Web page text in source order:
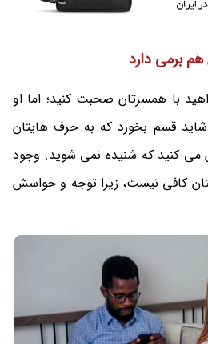
هم برمی دارد
با همسرتان صحبت کنید؛ اما او
قسم بخورد که به حرف هایتان
کنید که شنیده نمی شوید. وجود
کافی نیست، زیرا توجه و حواسش